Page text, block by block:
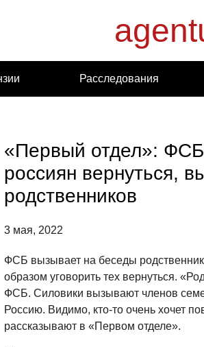
Расследования
«Первый отдел»:
россиян вернуться,
родственников
3 мая, 2022
ФСБ вызывает на беседы
образом уговорить тех вернуться.
ФСБ. Силовики вызывают членов
Россию. Видимо, кто-то очень хочет
рассказывают в «Первом отделе».